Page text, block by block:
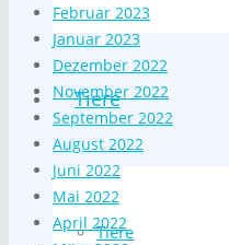
Tiere
Tiere
Februar 2023
Januar 2023
Dezember 2022
November 2022
September 2022
August 2022
Juni 2022
Mai 2022
April 2022